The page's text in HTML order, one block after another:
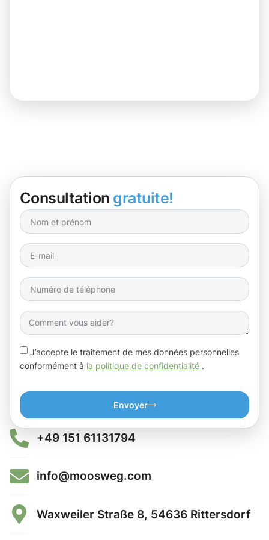
Consultation gratuite!
J’accepte le traitement de mes données personnelles
conformément à la politique de confidentialité .
Envoyer
+49 151 61131794
info@moosweg.com
Waxweiler Straße 8, 54636 Rittersdorf